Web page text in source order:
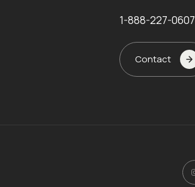
1-888-227-0607
Contact